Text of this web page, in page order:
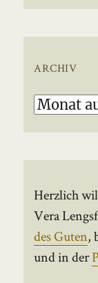
ARCHIV
Archiv
Herzlich
Vera
des Guten,
und in der